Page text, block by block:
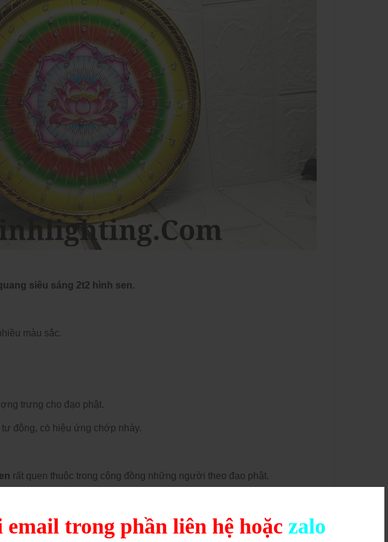
siêu sáng 2t2 hình sen.
màu sắc.
trưng cho đạo phật.
động, có hiệu ứng chớp nháy.
rất quen thuộc trong cộng đồng những người theo đạo phật.
nạn hay những điều không may mắn khác.
ở khắp nơi: từ nhà riêng, trên các xe ô tô - xe du lịch, cửa hàng kinh
trong phần liên hệ hoặc zalo